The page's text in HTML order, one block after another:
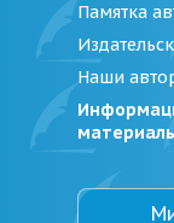
Памятка
Наши